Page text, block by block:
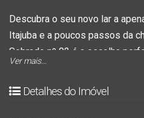
Descubra o seu novo lar a
Itajuba e a poucos passos da
Sobrado nº 02 é a escolha
conforto, modernidade e
catarinense.
Ver mais...
Detalhes do Imóvel